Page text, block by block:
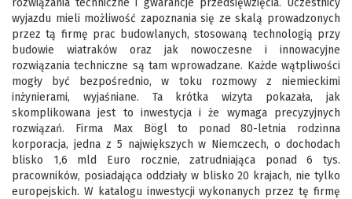
rozwiązania techniczne i gwarancje przedsięwzięcia. Uczestnicy
wyjazdu mieli możliwość zapoznania się ze skalą prowadzonych
przez tą firmę prac budowlanych, stosowaną technologią przy
budowie wiatraków oraz jak nowoczesne i innowacyjne
rozwiązania techniczne są tam wprowadzane. Każde wątpliwości
mogły być bezpośrednio, w toku rozmowy z niemieckimi
inżynierami, wyjaśniane. Ta krótka wizyta pokazała, jak
skomplikowana jest to inwestycja i że wymaga precyzyjnych
rozwiązań. Firma Max Bögl to ponad 80-letnia rodzinna
korporacja, jedna z 5 największych w Niemczech, o dochodach
blisko 1,6 mld Euro rocznie, zatrudniająca ponad 6 tys.
pracowników, posiadająca oddziały w blisko 20 krajach, nie tylko
europejskich. W katalogu inwestycji wykonanych przez tę firmę